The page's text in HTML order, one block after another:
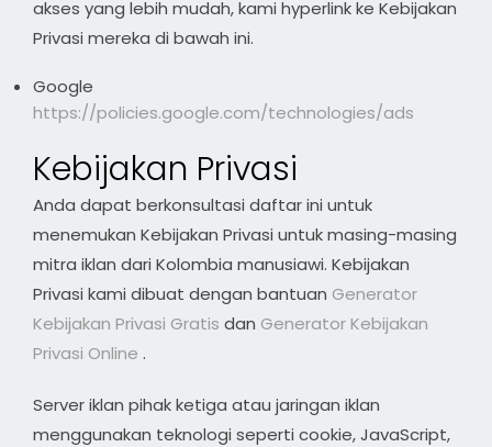
akses yang lebih mudah, kami hyperlink ke Kebijakan
Privasi mereka di bawah ini.
Google
https://policies.google.com/technologies/ads
Kebijakan Privasi
Anda dapat berkonsultasi daftar ini untuk
menemukan Kebijakan Privasi untuk masing-masing
mitra iklan dari Kolombia manusiawi. Kebijakan
Privasi kami dibuat dengan bantuan Generator
Kebijakan Privasi Gratis dan GeneratorKebijakan
Privasi Online .
Server iklan pihak ketiga atau jaringan iklan
menggunakan teknologi seperti cookie, JavaScript,